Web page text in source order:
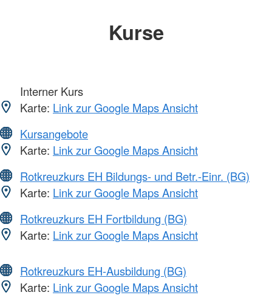
Kurse
Interner Kurs
Karte: Link zur Google Maps Ansicht
Kursangebote
Karte: Link zur Google Maps Ansicht
Rotkreuzkurs EH Bildungs- und Betr.-Einr. (BG)
Karte: Link zur Google Maps Ansicht
Rotkreuzkurs EH Fortbildung (BG)
Karte: Link zur Google Maps Ansicht
Rotkreuzkurs EH-Ausbildung (BG)
Karte: Link zur Google Maps Ansicht